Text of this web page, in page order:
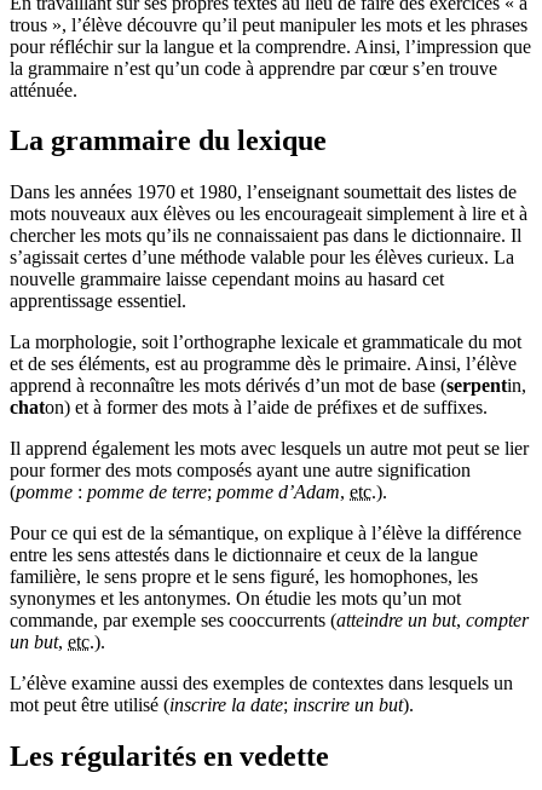
trous », l’élève découvre qu’il peut manipuler les mots et les phrases
pour réfléchir sur la langue et la comprendre. Ainsi, l’impression que
la grammaire n’est qu’un code à apprendre par cœur s’en trouve
atténuée.
La grammaire du lexique
Dans les années 1970 et 1980, l’enseignant soumettait des listes de
mots nouveaux aux élèves ou les encourageait simplement à lire et à
chercher les mots qu’ils ne connaissaient pas dans le dictionnaire. Il
s’agissait certes d’une méthode valable pour les élèves curieux. La
nouvelle grammaire laisse cependant moins au hasard cet
apprentissage essentiel.
La morphologie, soit l’orthographe lexicale et grammaticale du mot
et de ses éléments, est au programme dès le primaire. Ainsi, l’élève
apprend à reconnaître les mots dérivés d’un mot de base (serpentin,
chaton) et à former des mots à l’aide de préfixes et de suffixes.
Il apprend également les mots avec lesquels un autre mot peut se lier
pour former des mots composés ayant une autre signification
(pomme : pomme de terre; pomme d’Adam, etc.).
Pour ce qui est de la sémantique, on explique à l’élève la différence
entre les sens attestés dans le dictionnaire et ceux de la langue
familière, le sens propre et le sens figuré, les homophones, les
synonymes et les antonymes. On étudie les mots qu’un mot
commande, par exemple ses cooccurrents (atteindre un but, compter
un but, etc.).
L’élève examine aussi des exemples de contextes dans lesquels un
mot peut être utilisé (inscrire la date; inscrire un but).
Les régularités en vedette